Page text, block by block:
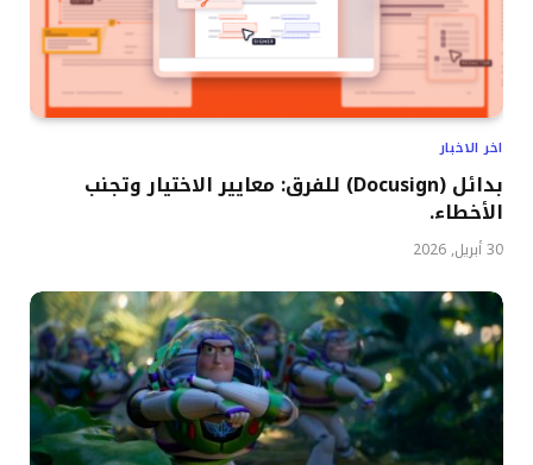
اخر الاخبار
بدائل (Docusign) للفرق: معايير الاختيار وتجنب
الأخطاء.
30 أبريل, 2026